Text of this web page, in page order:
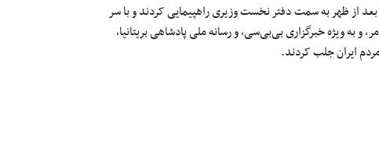
حاضران در این تجمع با وجود گرمای کم‌سابقه هوا در ساعت ۲:۳۰ بعد از ظهر به سمت دفتر نخست وزیری راهپیمایی کردند و با سر
و به ویژه خبرگزاری بی‌بی‌سی، و رسانه ملی پادشاهی بریتانیا،
ایران جلب کردند.